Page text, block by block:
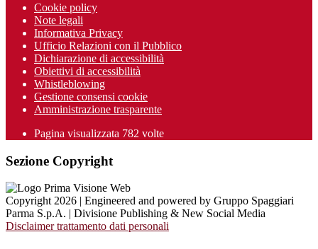
Cookie policy
Note legali
Informativa Privacy
Ufficio Relazioni con il Pubblico
Dichiarazione di accessibilità
Obiettivi di accessibilità
Whistleblowing
Gestione consensi cookie
Amministrazione trasparente
Pagina visualizzata 782 volte
Sezione Copyright
Copyright 2026 | Engineered and powered by Gruppo Spaggiari
Parma S.p.A. | Divisione Publishing & New Social Media
Disclaimer trattamento dati personali